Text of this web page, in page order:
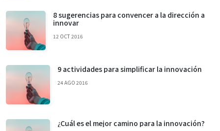
8 sugerencias para convencer a la dirección a
innovar
12 OCT 2016
9 actividades para simplificar la innovación
24 AGO 2016
¿Cuál es el mejor camino para la innovación?